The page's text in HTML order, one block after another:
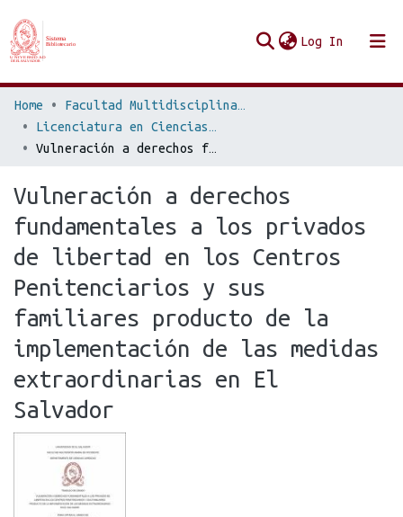
Log In
Communities & Collections
Home
Facultad Multidisciplinaria de Occidente
Licenciatura en Ciencias Jurídicas
Vulneración a derechos fundamentales a los privados de libertad en los Centros Penitenciarios y sus familiares producto de la implementación de las medidas extraordinarias en El Salvador
Vulneración a derechos
fundamentales a los privados
de libertad en los Centros
Penitenciarios y sus
familiares producto de la
implementación de las medidas
extraordinarias en El
Salvador